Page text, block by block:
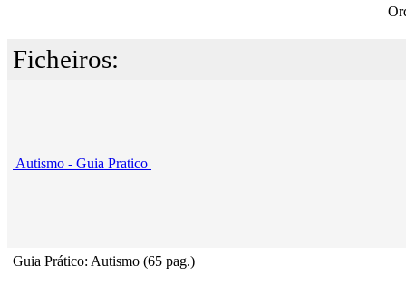
Ficheiros:
Autismo - Guia Pratico
Guia Prático: Autismo (65 pag.)